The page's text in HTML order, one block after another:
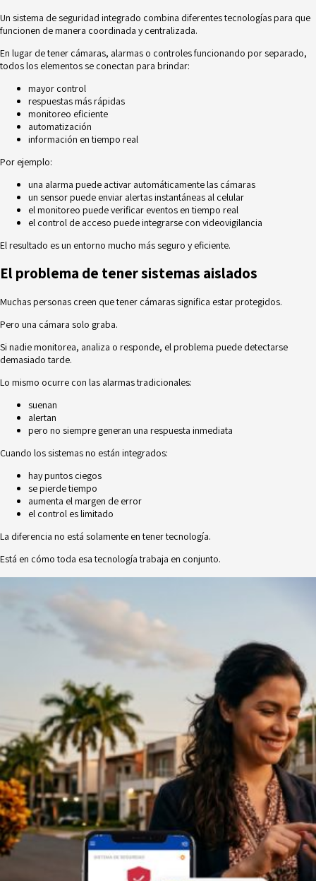
Un sistema de seguridad integrado combina diferentes tecnologías para que
funcionen de manera coordinada y centralizada.
En lugar de tener cámaras, alarmas o controles funcionando por separado,
todos los elementos se conectan para brindar:
mayor control
respuestas más rápidas
monitoreo eficiente
automatización
información en tiempo real
Por ejemplo:
una alarma puede activar automáticamente las cámaras
un sensor puede enviar alertas instantáneas al celular
el monitoreo puede verificar eventos en tiempo real
el control de acceso puede integrarse con videovigilancia
El resultado es un entorno mucho más seguro y eficiente.
El problema de tener sistemas aislados
Muchas personas creen que tener cámaras significa estar protegidos.
Pero una cámara solo graba.
Si nadie monitorea, analiza o responde, el problema puede detectarse
demasiado tarde.
Lo mismo ocurre con las alarmas tradicionales:
suenan
alertan
pero no siempre generan una respuesta inmediata
Cuando los sistemas no están integrados:
hay puntos ciegos
se pierde tiempo
aumenta el margen de error
el control es limitado
La diferencia no está solamente en tener tecnología.
Está en cómo toda esa tecnología trabaja en conjunto.